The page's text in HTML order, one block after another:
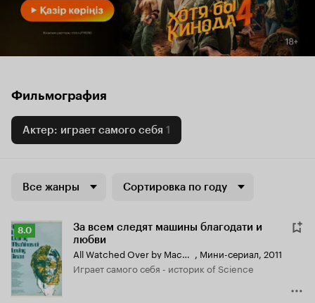
Фильмография
Актер: играет самого себя 1
Все жанры Сортировка по году
Рейтинг
Кинопоиска
8.0
8.0
За всем следят машины благодати и
любви
All Watched Over by Machines of Loving Grace , Мини-сериал, 2011
играет самого себя - историк of Science